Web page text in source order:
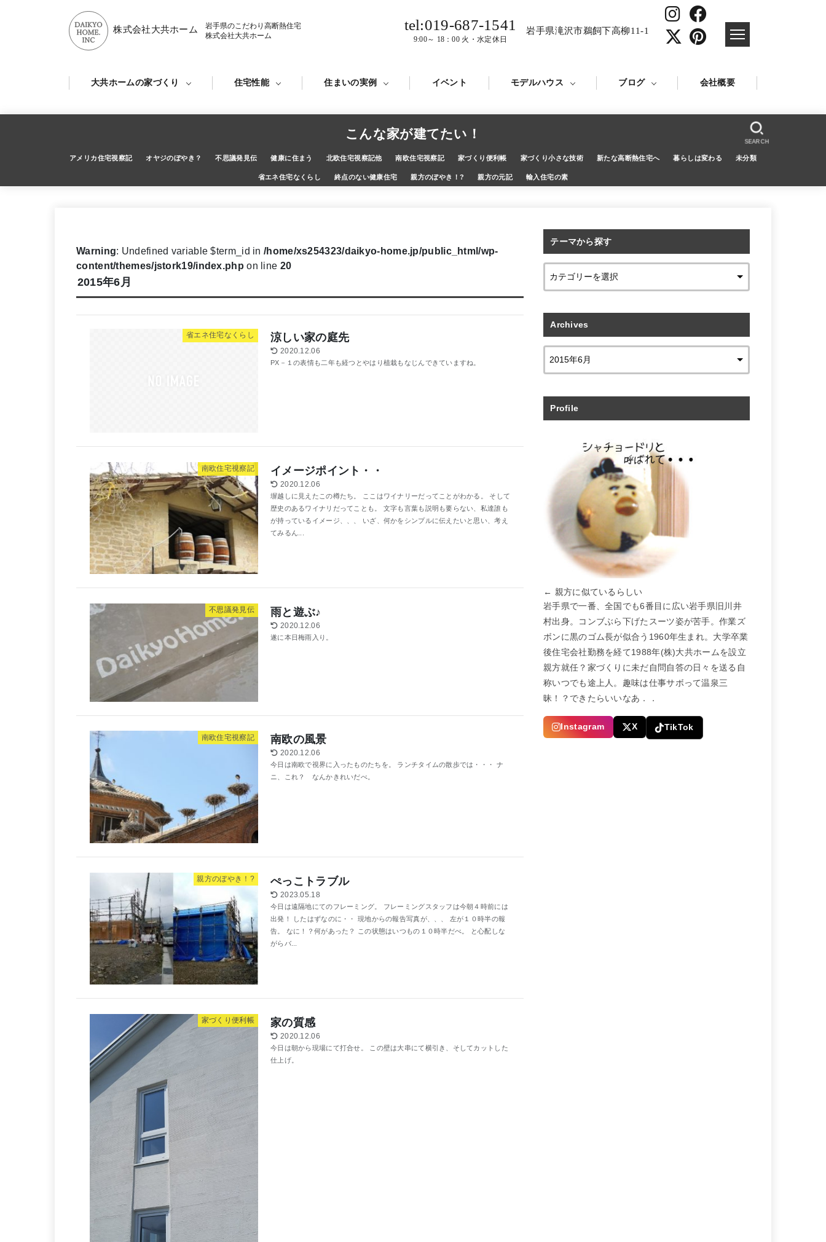
株式会社大共ホーム
岩手県のこだわり高断熱住宅
株式会社大共ホーム
tel:019-687-1541
9:00～ 18：00 火・水定休日
岩手県滝沢市鵜飼下高柳11-1
大共ホームの家づくり 住宅性能 住まいの実例 イベント モデルハウス ブログ 会社概要
こんな家が建てたい！
アメリカ住宅視察記 オヤジのぼやき？ 不思議発見伝 健康に住まう 北欧住宅視察記他 南欧住宅視察記 家づくり便利帳 家づくり小さな技術 新たな高断熱住宅へ 暮らしは変わる 未分類
省エネ住宅なくらし 終点のない健康住宅 親方のぼやき！? 親方の元記 輸入住宅の素
SEARCH
Warning: Undefined variable $term_id in/home/xs254323/daikyo-home.jp/public_html/wp-
content/themes/jstork19/index.php on line 20
2015年6月
省エネ住宅なくらし 涼しい家の庭先
2020.12.06
PX－１の表情も二年も経つとやはり植栽もなじんできていますね。
南欧住宅視察記 イメージポイント・・
2020.12.06
塀越しに見えたこの樽たち。 ここはワイナリーだってことがわかる。 そして
歴史のあるワイナリだってことも。 文字も言葉も説明も要らない、私達誰も
が持っているイメージ、、、 いざ、何かをシンプルに伝えたいと思い、考え
てみるん...
不思議発見伝 雨と遊ぶ♪
2020.12.06
遂に本日梅雨入り。
南欧住宅視察記 南欧の風景
2020.12.06
今日は南欧で視界に入ったものたちを。 ランチタイムの散歩では・・・ ナ
ニ、これ？ なんかきれいだべ。
親方のぼやき！? ぺっこトラブル
2023.05.18
今日は遠隔地にてのフレーミング。 フレーミングスタッフは今朝４時前には
出発！ したはずなのに・・ 現地からの報告写真が、、、 左が１０時半の報
告。 なに！？何があった？ この状態はいつもの１０時半だべ。 と心配しな
がらバ...
家づくり便利帳 家の質感
2020.12.06
今日は朝から現場にて打合せ。 この壁は大串にて横引き、そしてカットした
仕上げ。
テーマから探す
Archives
Profile
← 親方に似ているらしい
岩手県で一番、全国でも6番目に広い岩手県旧川井
村出身。コンブぶら下げたスーツ姿が苦手。作業ズ
ボンに黒のゴム長が似合う1960年生まれ。大学卒業
後住宅会社勤務を経て1988年(株)大共ホームを設立
親方就任？家づくりに未だ自問自答の日々を送る自
称いつでも途上人。趣味は仕事サボって温泉三
昧！？できたらいいなあ．．
Instagram X TikTok